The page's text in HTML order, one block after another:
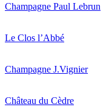
Champagne Paul Lebrun
Le Clos l’Abbé
Champagne J.Vignier
Château du Cèdre